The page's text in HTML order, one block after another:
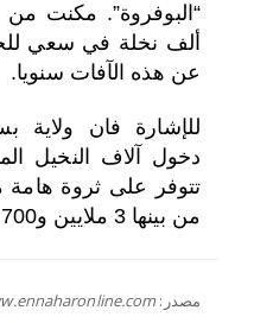
ألف نخلة في سعي
عن هذه الآفات سنويا.
للإشارة فان ولاية
دخول آلاف النخيل
من بينها 3 ملايين و700 ألف نخلة منتجة.
مصدر: